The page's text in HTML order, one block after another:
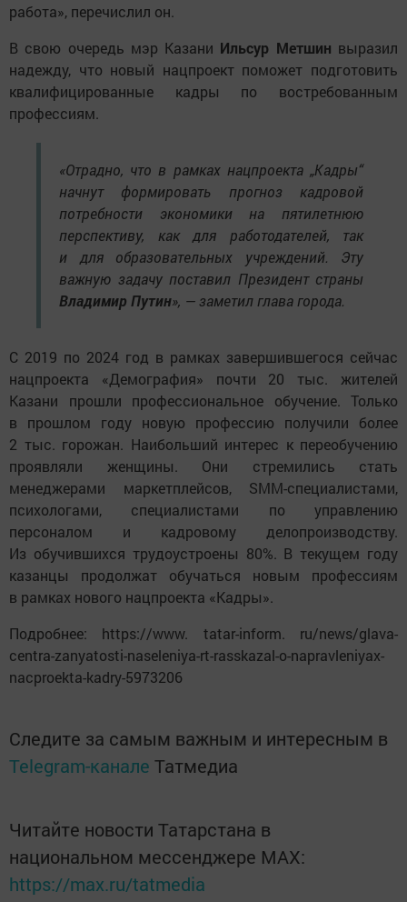
работа», перечислил он.
В свою очередь мэр Казани Ильсур Метшин выразил
надежду, что новый нацпроект поможет подготовить
квалифицированные кадры по востребованным
профессиям.
«Отрадно, что в рамках нацпроекта „Кадры“
начнут формировать прогноз кадровой
потребности экономики на пятилетнюю
перспективу, как для работодателей, так
и для образовательных учреждений. Эту
важную задачу поставил Президент страны
Владимир Путин», — заметил глава города.
С 2019 по 2024 год в рамках завершившегося сейчас
нацпроекта «Демография» почти 20 тыс. жителей
Казани прошли профессиональное обучение. Только
в прошлом году новую профессию получили более
2 тыс. горожан. Наибольший интерес к переобучению
проявляли женщины. Они стремились стать
менеджерами маркетплейсов, SMM-специалистами,
психологами, специалистами по управлению
персоналом и кадровому делопроизводству.
Из обучившихся трудоустроены 80%. В текущем году
казанцы продолжат обучаться новым профессиям
в рамках нового нацпроекта «Кадры».
Подробнее: https://www. tatar-inform. ru/news/glava-
centra-zanyatosti-naseleniya-rt-rasskazal-o-napravleniyax-
nacproekta-kadry-5973206
Следите за самым важным и интересным в
Telegram-канале Татмедиа
Читайте новости Татарстана в
национальном мессенджере MАХ:
https://max.ru/tatmedia